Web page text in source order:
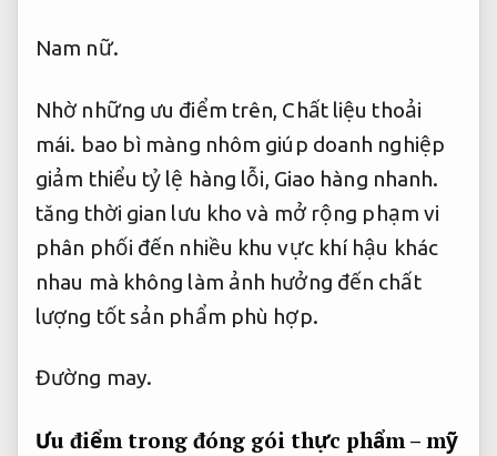
Nam nữ.
Nhờ những ưu điểm trên, Chất liệu thoải
mái. bao bì màng nhôm giúp doanh nghiệp
giảm thiểu tỷ lệ hàng lỗi, Giao hàng nhanh.
tăng thời gian lưu kho và mở rộng phạm vi
phân phối đến nhiều khu vực khí hậu khác
nhau mà không làm ảnh hưởng đến chất
lượng tốt sản phẩm phù hợp.
Đường may.
Ưu điểm trong đóng gói thực phẩm – mỹ